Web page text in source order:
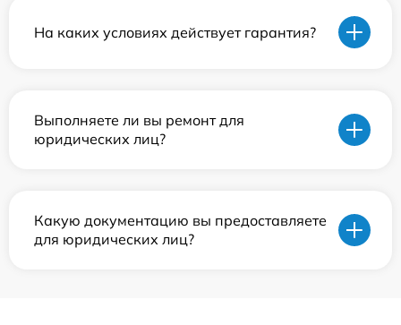
На каких условиях действует гарантия?
Выполняете ли вы ремонт для
юридических лиц?
Какую документацию вы предоставляете
для юридических лиц?